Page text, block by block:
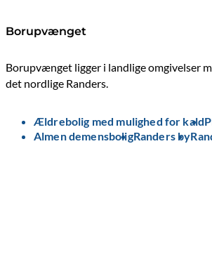
Borupvænget
Borupvænget ligger i landlige omgivelser
det nordlige Randers.
Ældrebolig med mulighed for kald
Almen demensboligRanders by